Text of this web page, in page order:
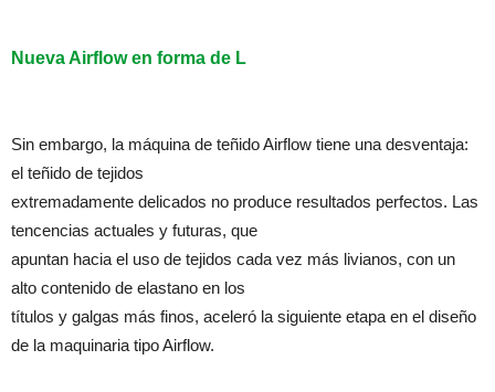
Nueva Airflow en forma de L
Sin embargo, la máquina de teñido Airflow tiene una desventaja:
el teñido de tejidos
extremadamente delicados no produce resultados perfectos. Las
tencencias actuales y futuras, que
apuntan hacia el uso de tejidos cada vez más livianos, con un
alto contenido de elastano en los
títulos y galgas más finos, aceleró la siguiente etapa en el diseño
de la maquinaria tipo Airflow.